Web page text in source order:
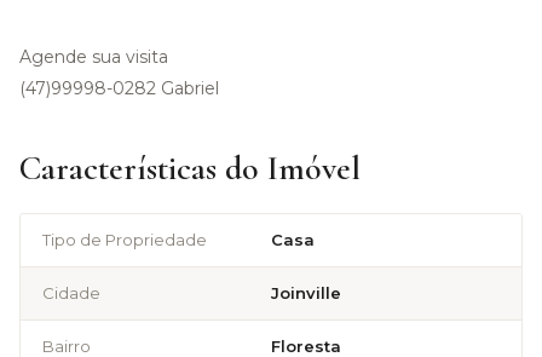
Agende sua visita
(47)99998-0282 Gabriel
Características do Imóvel
Tipo de Propriedade Casa
Cidade Joinville
Bairro Floresta